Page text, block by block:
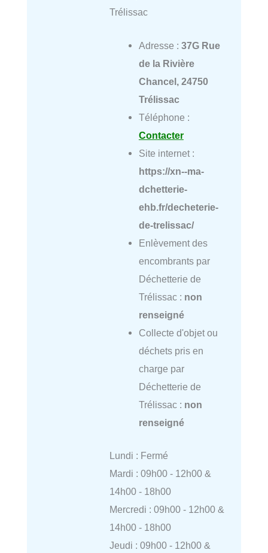
Trélissac
Adresse : 37G Rue
de la Rivière
Chancel, 24750
Trélissac
Téléphone :
Contacter
Site internet :
https://xn--ma-
dchetterie-
ehb.fr/decheterie-
de-trelissac/
Enlèvement des
encombrants par
Déchetterie de
Trélissac : non
renseigné
Collecte d'objet ou
déchets pris en
charge par
Déchetterie de
Trélissac : non
renseigné
Lundi : Fermé
Mardi : 09h00 - 12h00 &
14h00 - 18h00
Mercredi : 09h00 - 12h00 &
14h00 - 18h00
Jeudi : 09h00 - 12h00 &